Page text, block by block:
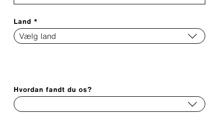
Land *
Hvordan fandt du os?